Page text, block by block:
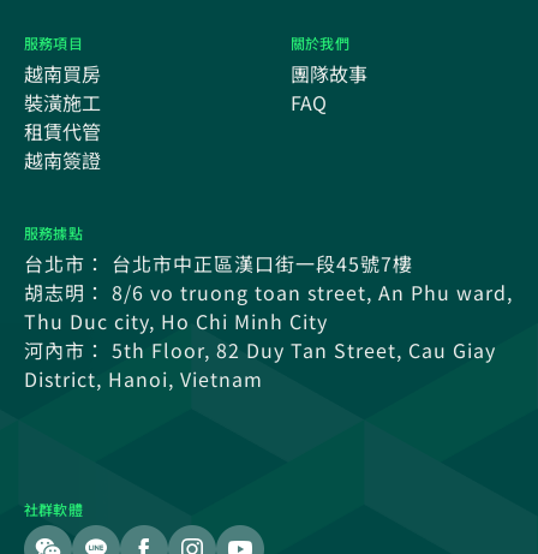
服務項目
越南買房
裝潢施工
租賃代管
越南簽證
關於我們
團隊故事
FAQ
服務據點
台北市： 台北市中正區漢口街一段45號7樓
胡志明： 8/6 vo truong toan street, An Phu ward,
Thu Duc city, Ho Chi Minh City
河內市： 5th Floor, 82 Duy Tan Street, Cau Giay
District, Hanoi, Vietnam
社群軟體